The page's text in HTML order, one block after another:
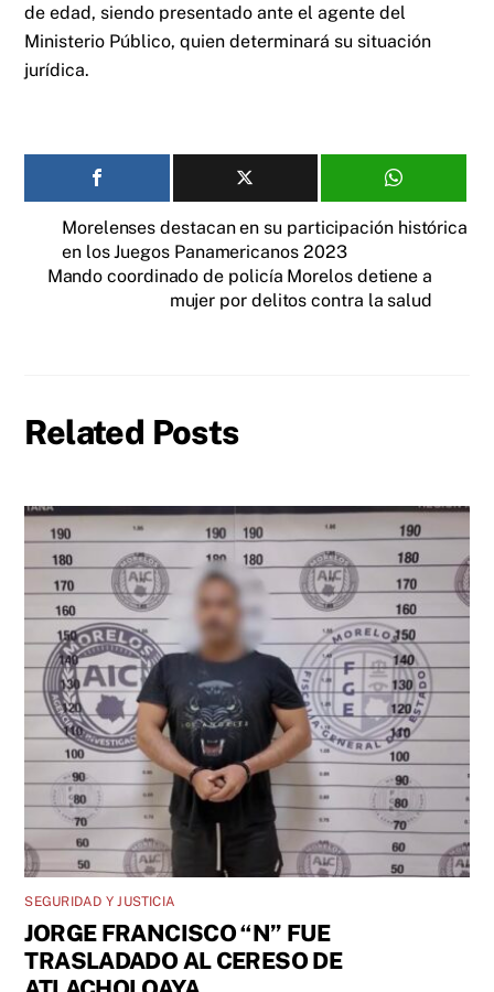
de edad, siendo presentado ante el agente del
Ministerio Público, quien determinará su situación
jurídica.
Morelenses destacan en su participación histórica
en los Juegos Panamericanos 2023
Mando coordinado de policía Morelos detiene a
mujer por delitos contra la salud
Related Posts
SEGURIDAD Y JUSTICIA
JORGE FRANCISCO “N” FUE
TRASLADADO AL CERESO DE